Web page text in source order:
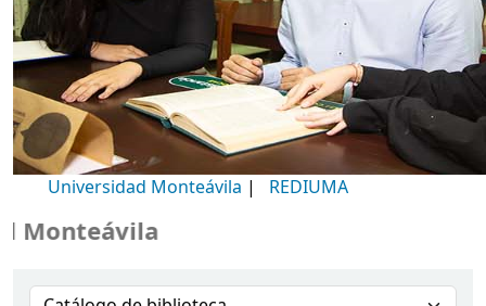
Universidad Monteávila | REDIUMA